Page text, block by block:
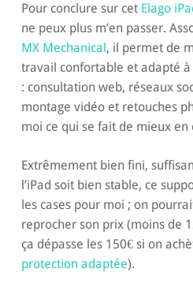
Pour conclure sur cet Elago
ne peux plus m’en passer.
MX Mechanical, il permet de
travail confortable et adapté
: consultation web, réseaux
montage vidéo et retouches
moi ce qui se fait de mieux en
Extrêmement bien fini,
l’iPad soit bien stable, ce
les cases pour moi ; on
reprocher son prix (moins de
ça dépasse les 150€ si on
protection adaptée).